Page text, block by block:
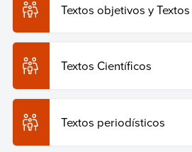
Textos objetivos y
Textos Científicos
Textos periodísticos